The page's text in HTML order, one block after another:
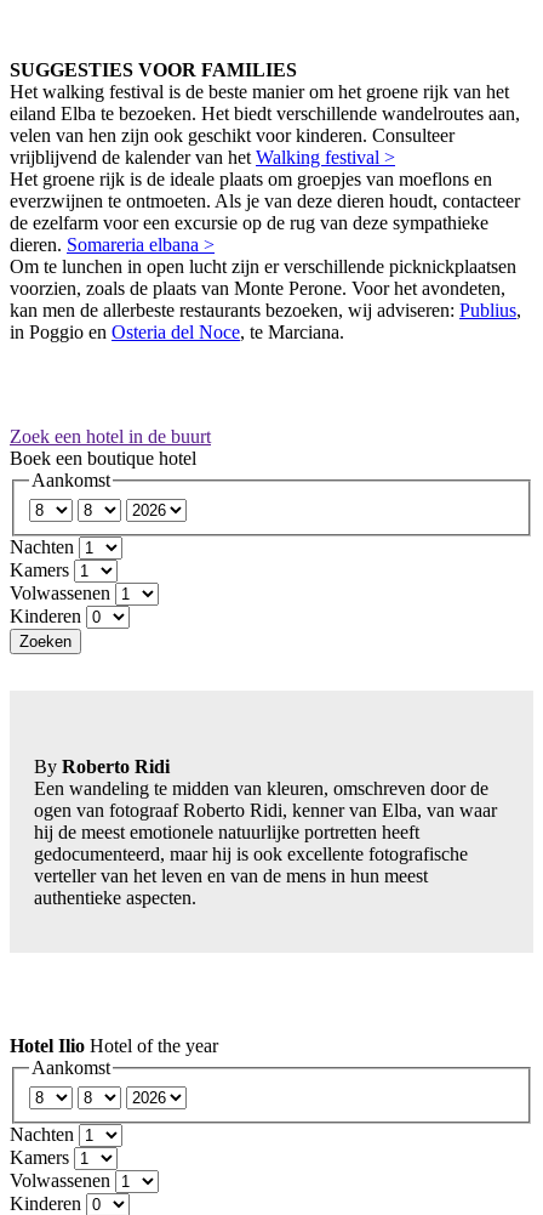
SUGGESTIES VOOR FAMILIES
Het walking festival is de beste manier om het groene rijk van het
eiland Elba te bezoeken. Het biedt verschillende wandelroutes aan,
velen van hen zijn ook geschikt voor kinderen. Consulteer
vrijblijvend de kalender van het Walking festival >
Het groene rijk is de ideale plaats om groepjes van moeflons en
everzwijnen te ontmoeten. Als je van deze dieren houdt, contacteer
de ezelfarm voor een excursie op de rug van deze sympathieke
dieren. Somareria elbana >
Om te lunchen in open lucht zijn er verschillende picknickplaatsen
voorzien, zoals de plaats van Monte Perone. Voor het avondeten,
kan men de allerbeste restaurants bezoeken, wij adviseren: Publius,
in Poggio en Osteria del Noce, te Marciana.
Zoek een hotel in de buurt
Boek een boutique hotel
Aankomst
Nachten
Kamers
Volwassenen
Kinderen
Zoeken
By Roberto Ridi
Een wandeling te midden van kleuren, omschreven door de
ogen van fotograaf Roberto Ridi, kenner van Elba, van waar
hij de meest emotionele natuurlijke portretten heeft
gedocumenteerd, maar hij is ook excellente fotografische
verteller van het leven en van de mens in hun meest
authentieke aspecten.
Hotel Ilio Hotel of the year
Aankomst
Nachten
Kamers
Volwassenen
Kinderen